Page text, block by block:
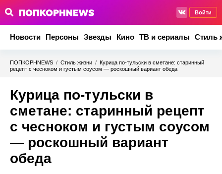
Войти
Новости Персоны Звезды Кино ТВ и сериалы Стиль
ПОПКОРНNEWS / Стиль жизни / Курица по-тульски в сметане: старинный
рецепт с чесноком и густым соусом — роскошный вариант обеда
Курица по-тульски в
сметане: старинный рецепт
с чесноком и густым соусом
— роскошный вариант
обеда